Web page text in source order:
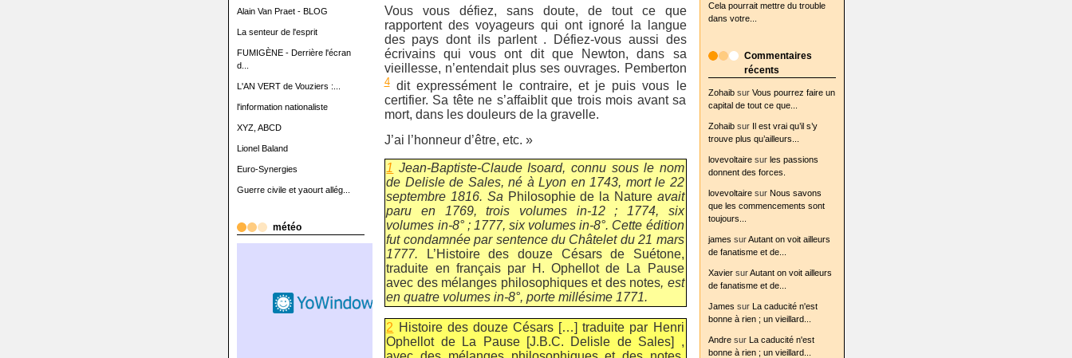
Alain Van Praet - BLOG
La senteur de l'esprit
FUMIGÈNE - Derrière l'écran
d...
L'AN VERT de Vouziers :...
l'information nationaliste
XYZ, ABCD
Lionel Baland
Euro-Synergies
Guerre civile et yaourt allég...
météo
Cela pourrait mettre du trouble
dans votre...
Commentaires
récents
Zohaibsur Vous pourrez faire un
capital de tout ce que...
Zohaibsur Il est vrai qu’il s’y
trouve plus qu’ailleurs...
lovevoltairesur les passions
donnent des forces.
lovevoltairesur Nous savons
que les commencements sont
toujours...
james surAutant on voit ailleurs
de fanatisme et de...
XaviersurAutant on voit ailleurs
de fanatisme et de...
James sur La caducité n'est
bonne à rien ; un vieillard...
Andresur La caducité n'est
bonne à rien ; un vieillard...
Vous vous défiez, sans doute, de tout ce que
rapportent des voyageurs qui ont ignoré la langue
des pays dont ils parlent . Défiez-vous aussi des
écrivains qui vous ont dit que Newton, dans sa
vieillesse, n’entendait plus ses ouvrages. Pemberton
4dit expressément le contraire, et je puis vous le
certifier. Sa tête ne s’affaiblit que trois mois avant sa
mort, dans les douleurs de la gravelle.
J’ai l’honneur d’être, etc. »
1 Jean-Baptiste-Claude Isoard, connu sous le nom
de Delisle de Sales, né à Lyon en 1743, mort le 22
septembre 1816. Sa Philosophie de la Natureavait
paru en 1769, trois volumes in-12 ; 1774, six
volumes in-8° ; 1777, six volumes in-8°. Cette édition
fut condamnée par sentence du Châtelet du 21 mars
1777.
L’Histoire des douze Césars de Suétone,
traduite en français par H. Ophellot de La Pause
avec des mélanges philosophiques et des notes, est
en quatre volumes in-8°, porte millésime 1771.
2 Histoire des douze Césars […] traduite par Henri
Ophellot de La Pause [J.B.C. Delisle de Sales] ,